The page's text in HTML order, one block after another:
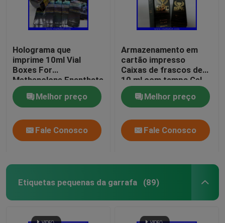
Holograma que
imprime 10ml Vial
Boxes For
Methenolone Enanthate
Vial Packaging
Melhor preço
Fale Conosco
Armazenamento em
cartão impresso
Caixas de frascos de
10 ml com tampa Gel
de fisiculturismo Folha
de ouro Embalagem
folha de ouro / efeito
holograma
Melhor preço
Fale Conosco
Etiquetas pequenas da garrafa (89)